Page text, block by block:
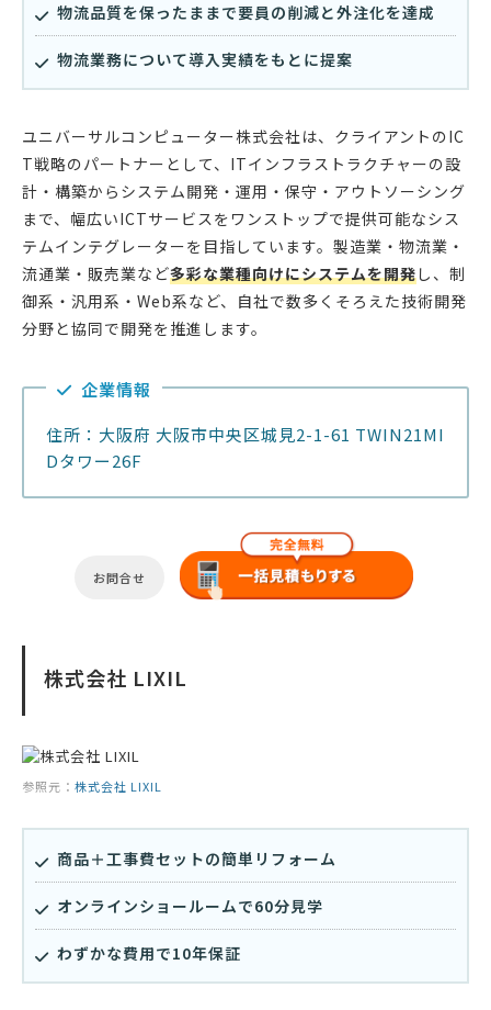
物流品質を保ったままで要員の削減と外注化を達成
物流業務について導入実績をもとに提案
ユニバーサルコンピューター株式会社は、クライアントのIC
T戦略のパートナーとして、ITインフラストラクチャーの設
計・構築からシステム開発・運用・保守・アウトソーシング
まで、幅広いICTサービスをワンストップで提供可能なシス
テムインテグレーターを目指しています。製造業・物流業・
流通業・販売業など多彩な業種向けにシステムを開発し、制
御系・汎用系・Web系など、自社で数多くそろえた技術開発
分野と協同で開発を推進します。
企業情報
住所：大阪府 大阪市中央区城見2-1-61 TWIN21MI
Dタワー26F
お問合せ
株式会社 LIXIL
参照元： 株式会社 LIXIL
商品＋工事費セットの簡単リフォーム
オンラインショールームで60分見学
わずかな費用で10年保証